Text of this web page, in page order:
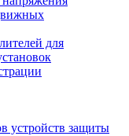
для
устройств защиты